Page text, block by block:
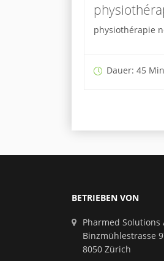
physiothérapie
Dauer: 45
BETRIEBEN VON
Pharmed Solutions
Binzmühlestrasse
8050 Zürich